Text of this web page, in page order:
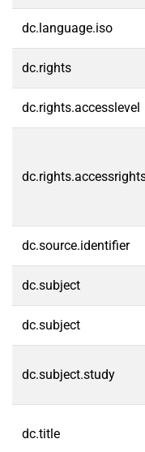
dc.language.iso
dc.rights
dc.rights.accesslevel
dc.source.identifier
dc.subject
dc.subject
dc.subject.study
dc.title